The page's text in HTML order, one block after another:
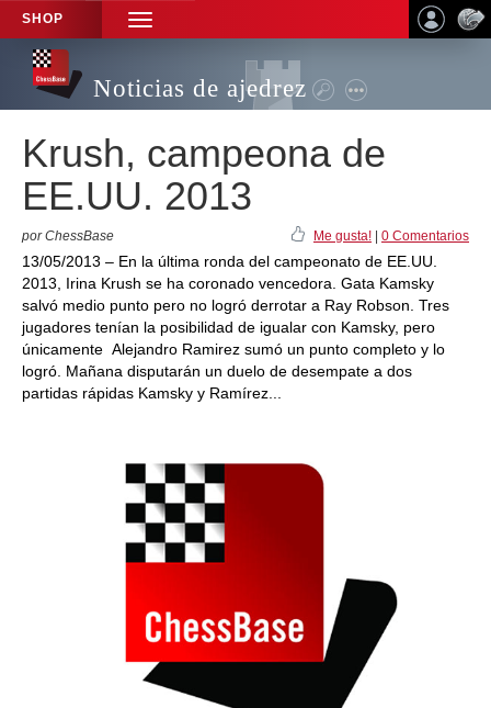
SHOP
TOGGLE
NAVIGATION
Noticias de ajedrez
Krush, campeona de
EE.UU. 2013
por ChessBase Me gusta! 0 Comentarios
13/05/2013 – En la última ronda del campeonato de EE.UU.
2013, Irina Krush se ha coronado vencedora. Gata Kamsky
salvó medio punto pero no logró derrotar a Ray Robson. Tres
jugadores tenían la posibilidad de igualar con Kamsky, pero
únicamente Alejandro Ramirez sumó un punto completo y lo
logró. Mañana disputarán un duelo de desempate a dos
partidas rápidas Kamsky y Ramírez...